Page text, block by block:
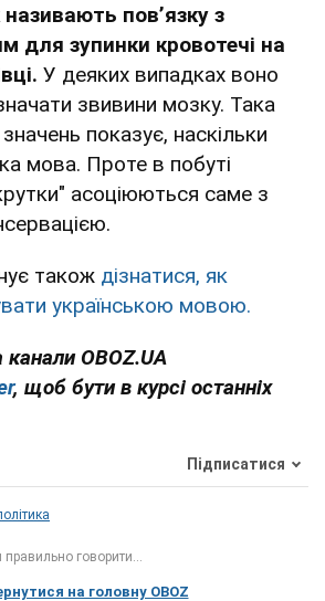
пов’язку з
для зупинки кровотечі на
У деяких випадках воно
звивини мозку. Така
значень показує, наскільки
мова. Проте в побуті
асоціюються саме з
також дізнатися, як
українською мовою.
канали OBOZ.UA
, щоб бути в курсі останніх
Підписатися
правильно говорити...
на головну OBOZ